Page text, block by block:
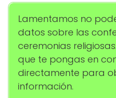
Lamentamos no
datos sobre las
ceremonias
que te pongas en
directamente para
información.